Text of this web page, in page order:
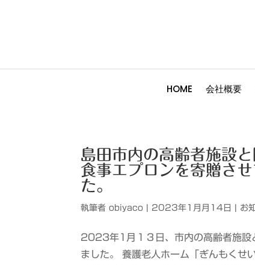
HOME 会社概要
島田市内の高齢者施設
食事エプロンを寄贈さ
た。
執筆者obiyaco 2023年1月月14日 お
2023年1月１３日、市内の高齢者施設
ました。 養護老人ホーム「ぎんもくせ